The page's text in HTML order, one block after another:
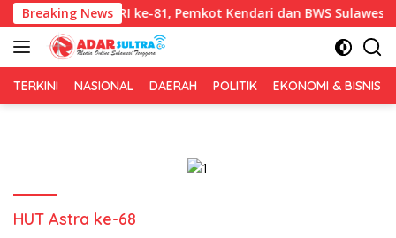
Langsung
ke
konten
Breaking News
HUT RI ke-81, Pemkot Kendari dan BWS Sulawesi IV
TERKINI NASIONAL DAERAH POLITIK EKONOMI & BISNIS
HUT Astra ke-68